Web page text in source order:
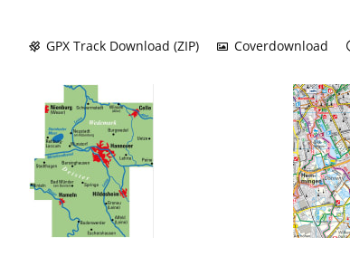
GPX Track Download (ZIP) Coverdownload